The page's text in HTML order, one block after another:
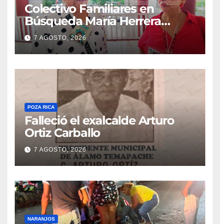
Colectivo Familiares en
Búsqueda María Herrera
convoca a marcha
7 AGOSTO, 2026
POZA RICA
Falleció el exalcalde Arturo
Ortiz Carballo
7 AGOSTO, 2026
NARANJOS